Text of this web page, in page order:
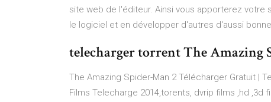
site web de l'éditeur. Ainsi vous apporterez
le logiciel et en développer d'autres d'aussi
telecharger torrent The Amazing
The Amazing Spider-Man 2 Télécharger Gratuit |
Films Telecharge 2014,torents, dvrip films ,hd